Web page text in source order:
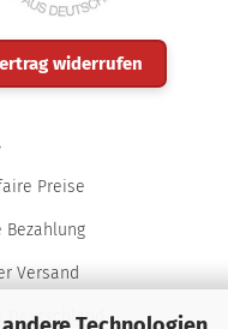
widerrufen
Preise
Versand
Deutschland